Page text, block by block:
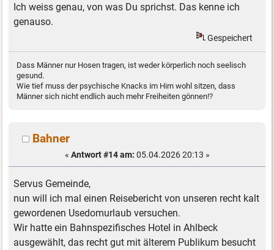
Ich weiss genau, von was Du sprichst. Das kenne ich
genauso.
Gespeichert
Dass Männer nur Hosen tragen, ist weder körperlich noch seelisch
gesund.
Wie tief muss der psychische Knacks im Hirn wohl sitzen, dass
Männer sich nicht endlich auch mehr Freiheiten gönnen!?
Bahner
« Antwort #14 am: 05.04.2026 20:13 »
Servus Gemeinde,
nun will ich mal einen Reisebericht von unseren recht kalt
gewordenen Usedomurlaub versuchen.
Wir hatte ein Bahnspezifisches Hotel in Ahlbeck
ausgewählt, das recht gut mit älterem Publikum besucht